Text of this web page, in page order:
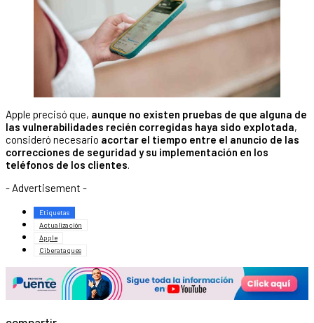
Apple precisó que, aunque no existen pruebas de que alguna de
las vulnerabilidades recién corregidas haya sido explotada,
consideró necesario acortar el tiempo entre el anuncio de las
correcciones de seguridad y su implementación en los
teléfonos de los clientes.
- Advertisement -
Etiquetas
Actualización
Apple
Ciberataques